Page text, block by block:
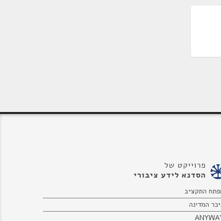
פרוייקט של
הסדנא לידע ציבורי
התקציב
המדינה